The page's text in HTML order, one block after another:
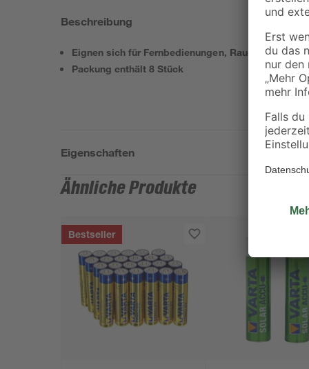
Beschreibung
Eignen sich für Fernbedienungen, Rauchmelder,
Packung enthält 8 Stück
Eigenschaften
Ähnliche Produkte
Bestseller